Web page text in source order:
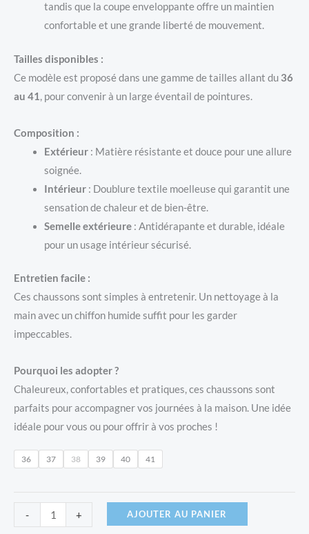
tandis que la coupe enveloppante offre un maintien
confortable et une grande liberté de mouvement.
Tailles disponibles :
Ce modèle est proposé dans une gamme de tailles allant du 36
au 41, pour convenir à un large éventail de pointures.
Composition :
Extérieur: Matière résistante et douce pour une allure
soignée.
Intérieur: Doublure textile moelleuse qui garantit une
sensation de chaleur et de bien-être.
Semelle extérieure: Antidérapante et durable, idéale
pour un usage intérieur sécurisé.
Entretien facile :
Ces chaussons sont simples à entretenir. Un nettoyage à la
main avec un chiffon humide suffit pour les garder
impeccables.
Pourquoi les adopter ?
Chaleureux, confortables et pratiques, ces chaussons sont
parfaits pour accompagner vos journées à la maison. Une idée
idéale pour vous ou pour offrir à vos proches !
36 37 38 39 40 41
-
quantité
+ AJOUTER AU PANIER